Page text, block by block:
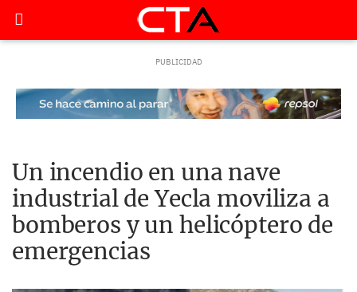
Un incendio en una nave
industrial de Yecla moviliza a
bomberos y un helicóptero de
emergencias